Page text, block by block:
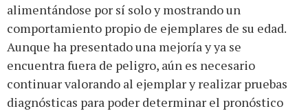
alimentándose por sí solo y mostrando un
comportamiento propio de ejemplares de su edad.
Aunque ha presentado una mejoría y ya se
encuentra fuera de peligro, aún es necesario
continuar valorando al ejemplar y realizar pruebas
diagnósticas para poder determinar el pronóstico